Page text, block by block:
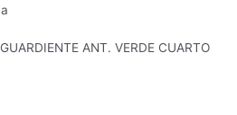
ANT. VERDE CUARTO